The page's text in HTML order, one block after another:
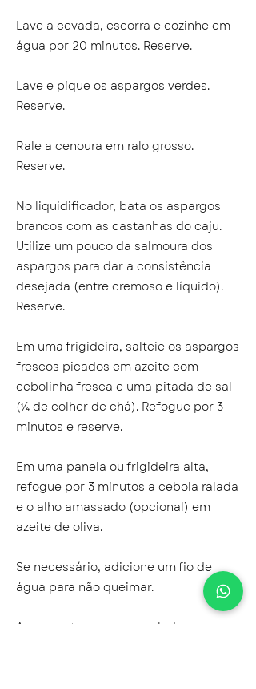
Lave a cevada, escorra e cozinhe em
água por 20 minutos. Reserve.
Lave e pique os aspargos verdes.
Reserve.
Rale a cenoura em ralo grosso.
Reserve.
No liquidificador, bata os aspargos
brancos com as castanhas do caju.
Utilize um pouco da salmoura dos
aspargos para dar a consistência
desejada (entre cremoso e líquido).
Reserve.
Em uma frigideira, salteie os aspargos
frescos picados em azeite com
cebolinha fresca e uma pitada de sal
(¼ de colher de chá). Refogue por 3
minutos e reserve.
Em uma panela ou frigideira alta,
refogue por 3 minutos a cebola ralada
e o alho amassado (opcional) em
azeite de oliva.
Se necessário, adicione um fio de
água para não queimar.
Acrescente a cenoura ralada e